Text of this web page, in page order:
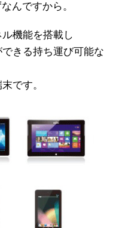
んですから。
機能を搭載し
きる持ち運び可能な
です。